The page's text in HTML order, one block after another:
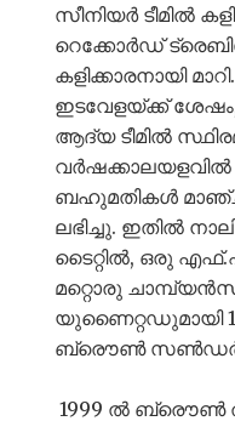
സീനിയർ ടീമിൽ
റെക്കോർഡ്
കളിക്കാരനായി
ഇടവേളയ്ക്ക്
ആദ്യ ടീമിൽ
വർഷക്കാലയളവിൽ
ബഹുമതികൾ
ലഭിച്ചു. ഇതിൽ
ടൈറ്റിൽ, ഒരു
മറ്റൊരു ചാമ്പ്യൻസ്
യുണൈറ്റഡുമായി
ബ്രൌൺ
1999 ൽ ബ്രൌൺ